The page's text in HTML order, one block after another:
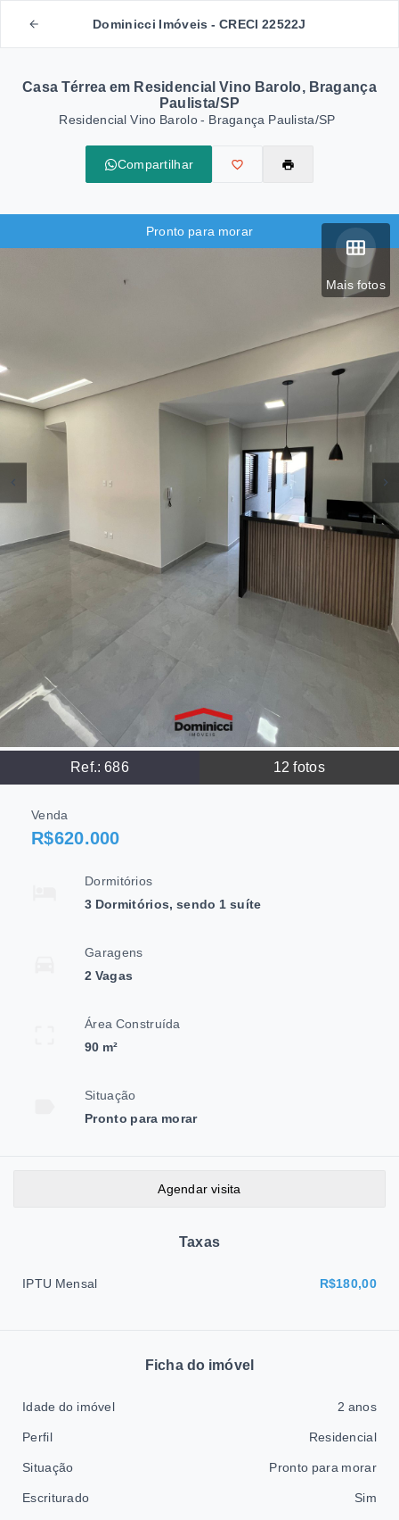
Dominicci Imóveis - CRECI 22522J
Casa Térrea em Residencial Vino Barolo, Bragança
Paulista/SP
Residencial Vino Barolo - Bragança Paulista/SP
Compartilhar
Mais fotos
Ref.:686 12 fotos
Pronto para morar
Venda
R$620.000
Dormitórios
3 Dormitórios, sendo 1 suíte
Garagens
2 Vagas
Área Construída
90 m²
Situação
Pronto para morar
Agendar visita
Taxas
IPTU Mensal R$180,00
Ficha do imóvel
Idade do imóvel 2 anos
Perfil Residencial
Situação Pronto para morar
Escriturado Sim